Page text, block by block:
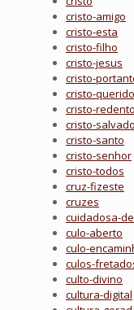
cristo-amigo
cristo-esta
cristo-filho
cristo-jesus
cristo-
cristo-
cristo-
cristo-
cristo-santo
cristo-senhor
cristo-todos
cruz-fizeste
cruzes
cuidadosa-
culo-aberto
culo-
culos-
culto-divino
cultura-digital